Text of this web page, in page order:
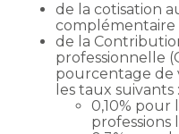
de la cotisation
complémentaire
de la
professionnelle
pourcentage de
les taux suivants :
0,10% pour
professions